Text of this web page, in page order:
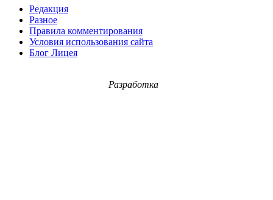
Редакция
Разное
Правила комментирования
Условия использования сайта
Блог Лицея
Разработка